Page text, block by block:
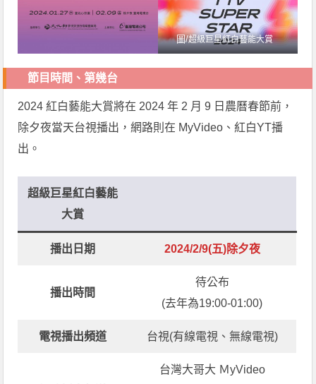
圖/超級巨星紅白藝能大賞
節目時間、第幾台
2024 紅白藝能大賞將在 2024 年 2 月 9 日農曆春節前，
除夕夜當天台視播出，網路則在 MyVideo、紅白YT播
出。
超級巨星紅白藝能
大賞
播出日期 2024/2/9(五)除夕夜
播出時間
待公布
(去年為19:00-01:00)
電視播出頻道 台視(有線電視、無線電視)
台灣大哥大 ＭyVideo